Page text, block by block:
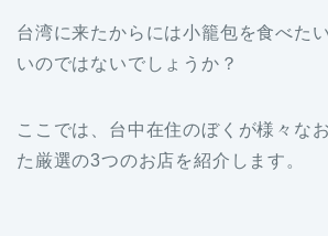
台湾に来たからには小籠包を食べた
いのではないでしょうか？
ここでは、台中在住のぼくが様々な
た厳選の3つのお店を紹介します。